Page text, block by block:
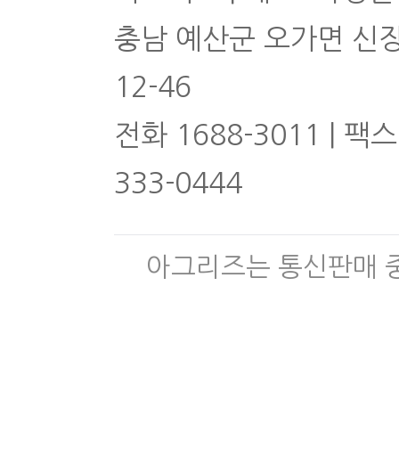
충남 예산군 오가면 신
12-46
전화 1688-3011 | 팩
333-0444
아그리즈는 통신판매